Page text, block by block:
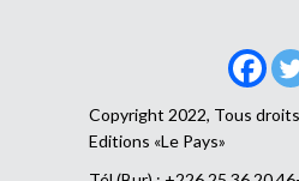
Copyright 2022, Tous
Editions «Le Pays»